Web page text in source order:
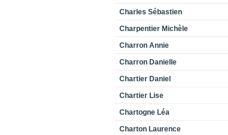
Charles Sébastien
Charpentier Michèle
Charron Annie
Charron Danielle
Chartier Daniel
Chartier Lise
Chartogne Léa
Charton Laurence